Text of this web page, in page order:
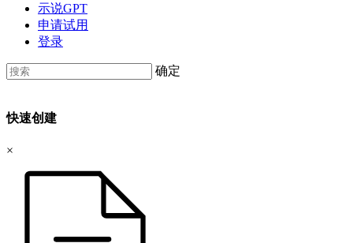
示说GPT
申请试用
登录
确定
快速创建
×